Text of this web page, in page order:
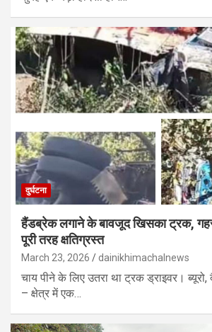
दुर्घटना
हैंडब्रेक लगाने के बावजूद खिसका ट्रक,
पूरी तरह क्षतिग्रस्त
March 23, 2026 dainikhimachalnews
चाय पीने के लिए उतरा था ट्रक ड्राइवर।
– क्षेत्र में एक…